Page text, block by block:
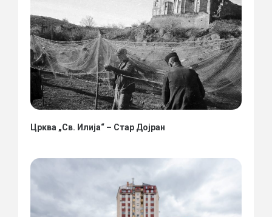
Црква „Св. Илија“ – Стар Дојран